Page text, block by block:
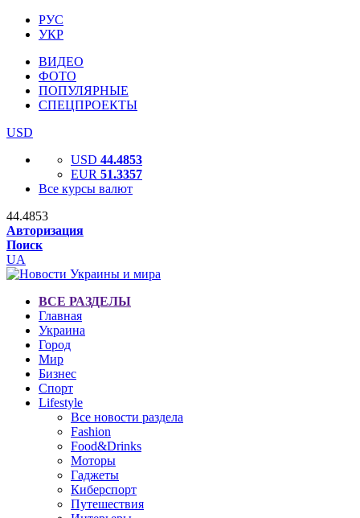
РУС
УКР
ВИДЕО
ФОТО
ПОПУЛЯРНЫЕ
СПЕЦПРОЕКТЫ
USD
USD 44.4853
EUR 51.3357
Все курсы валют
44.4853
Авторизация
Поиск
UA
ВСЕ РАЗДЕЛЫ
Главная
Украина
Город
Мир
Бизнес
Спорт
Lifestyle
Все новости раздела
Fashion
Food&Drinks
Моторы
Гаджеты
Киберспорт
Путешествия